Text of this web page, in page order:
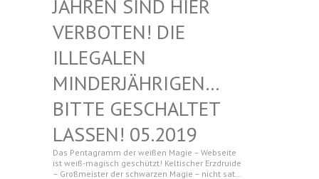
SIND HIER VERBOTE
N! DIE ILLEGAL
EN MINDERJ
ÄHRIGEN… BITTE G
ESCHALTET LASSEN!
05.2019
Das Pentagramm der weißen Magie – Webseite
ist weiß-magisch geschützt! Keltischer Erzdruide
– Großmeister der schwarzen Magie – nicht sat…